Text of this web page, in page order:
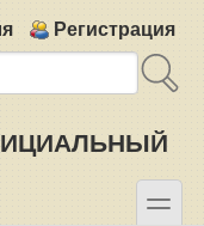
Регистрация
toggle